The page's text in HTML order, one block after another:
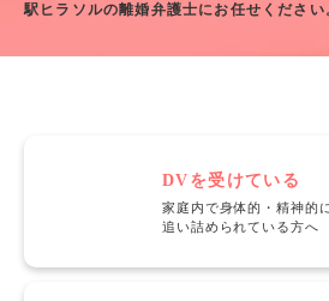
駅ヒラソルの離婚弁護士にお任せください
DVを受けている
家庭内で身体的・精神的
追い詰められている方へ